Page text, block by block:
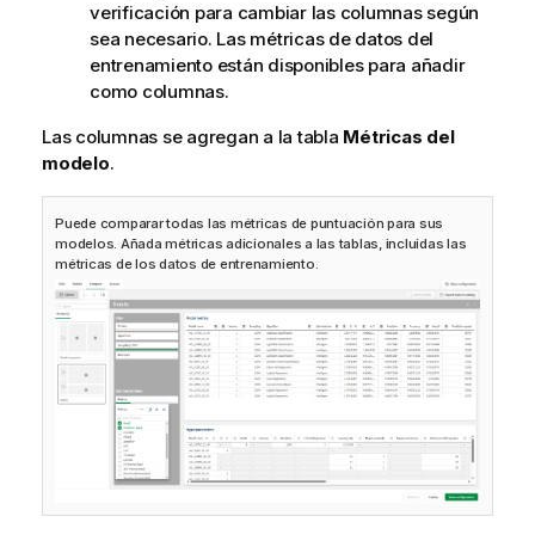
verificación para cambiar las columnas según
sea necesario. Las métricas de datos del
entrenamiento están disponibles para añadir
como columnas.
Las columnas se agregan a la tabla Métricas del
modelo.
Puede comparar todas las métricas de puntuación para sus
modelos. Añada métricas adicionales a las tablas, incluidas las
métricas de los datos de entrenamiento.